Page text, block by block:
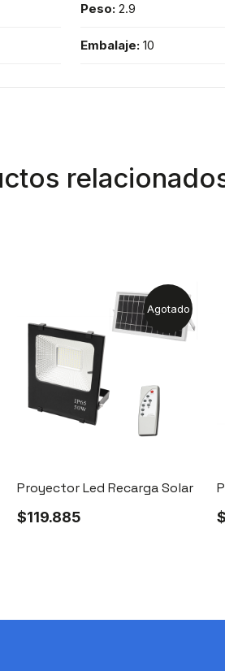
Peso: 2.9
Embalaje: 10
Agotado
Proyector Led Recarga Solar
$119.885
$